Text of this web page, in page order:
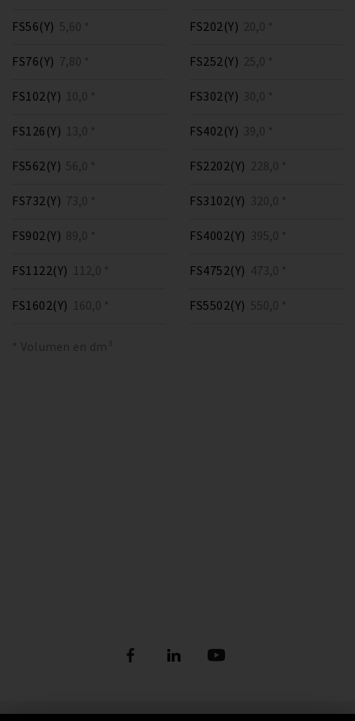
FS56(Y) 5,60 *
FS76(Y) 7,80 *
FS102(Y) 10,0 *
FS126(Y) 13,0 *
FS202(Y) 20,0 *
FS252(Y) 25,0 *
FS302(Y) 30,0 *
FS402(Y) 39,0 *
FS562(Y) 56,0 *
FS732(Y) 73,0 *
FS902(Y) 89,0 *
FS1122(Y) 112,0 *
FS1602(Y) 160,0 *
FS2202(Y) 228,0 *
FS3102(Y) 320,0 *
FS4002(Y) 395,0 *
FS4752(Y) 473,0 *
FS5502(Y) 550,0 *
* Volumen en dm³